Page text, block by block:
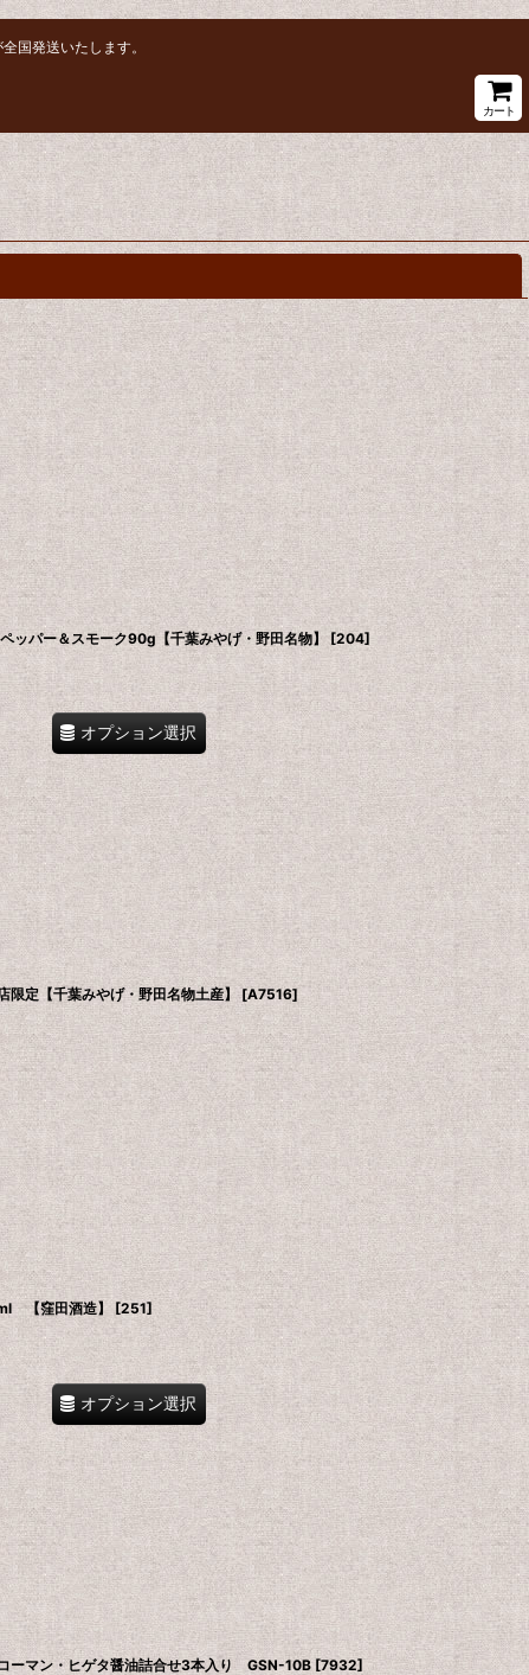
国発送いたします。
カート
ッパー＆スモーク90g【千葉みやげ・野田名物】 [204]
オプション選択
定【千葉みやげ・野田名物土産】 [A7516]
【窪田酒造】 [251]
オプション選択
ーマン・ヒゲタ醤油詰合せ3本入り GSN-10B [7932]